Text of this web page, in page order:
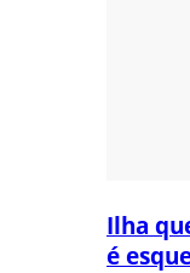
Ilha
é